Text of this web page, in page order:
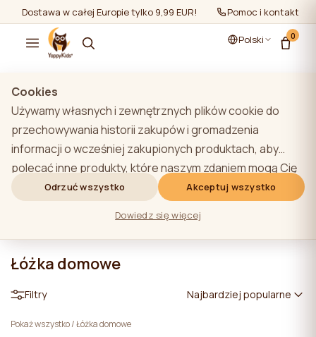
Dostawa w całej Europie tylko 9,99 EUR! Pomoc i kontakt
Polski 0
Łóżka domowe
Filtry Najbardziej popularne
Pokaż wszystko/Łóżka domowe
Cookies
Używamy własnych i zewnętrznych plików cookie do
przechowywania historii zakupów i gromadzenia
informacji o wcześniej zakupionych produktach, aby
polecać inne produkty, które naszym zdaniem mogą Cię
zainteresować. Aby dowiedzieć się więcej o naszej
polityce plików cookie, kliknij przycisk "Dowiedz się
więcej". Użytkownik może wyrazić zgodę na wszystkie
pliki cookie, klikając przycisk "Akceptuj wszystko" lub
odrzucić je, klikając przycisk "Odrzuć wszystko". Jeśli
na stronie internetowej przechowywane są techniczne
pliki cookie niezbędne do działania witryny, których
Odrzuć wszystko Akceptuj wszystko
Dowiedz się więcej